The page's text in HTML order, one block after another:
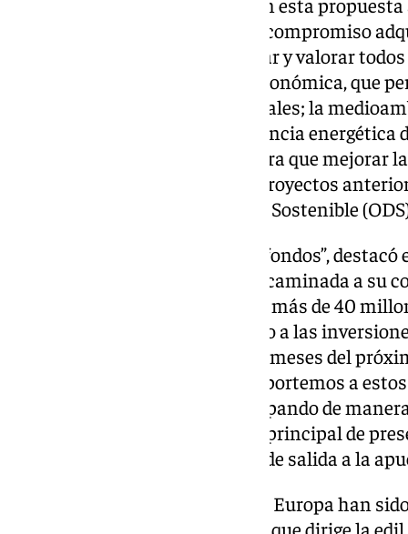
ciudad, “se da cumplimiento al compromiso
ahora pueden participar, aportar y valorar
“en una triple perspectiva”, la económica, que
no adaptada a los tiempos actuales; la
decidida por el peatón y la eficiencia
la social, cuya finalidad no es otra que mejorar
todo ello dando continuidad a proyectos
Objetivos de Desarrollo Urbano Sostenible
“Si Benalmádena lograra estos fondos”,
transformación de la ciudad encaminada a su
sumaríamos 19,5 millones a los más de 40
que iniciamos el mandato, junto a las
para finales de 2025 y primeros meses del
es muy importante que todos aportemos a
, participando de
a la ciudadanía a acudir al acto principal de
Cultura que dará el pistoletazo de salida a la
Los trabajos que se presentan a Europa han
Municipal de Fondos Europeos, que dirige la